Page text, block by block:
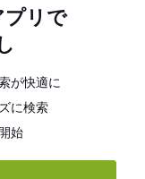
プリで
が快適に
に検索
始